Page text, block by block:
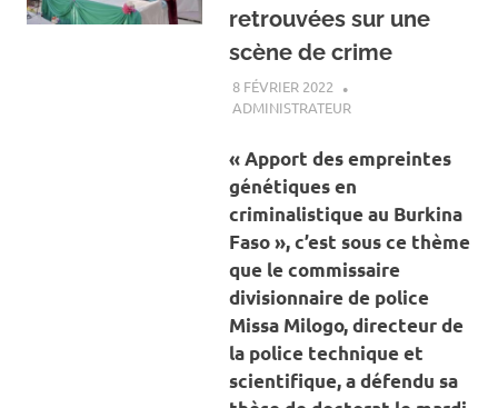
retrouvées sur une
scène de crime
8 FÉVRIER 2022
ADMINISTRATEURA LA UNE
« Apport des empreintes
génétiques en
criminalistique au Burkina
Faso », c’est sous ce thème
que le commissaire
divisionnaire de police
Missa Milogo, directeur de
la police technique et
scientifique,a défendu sa